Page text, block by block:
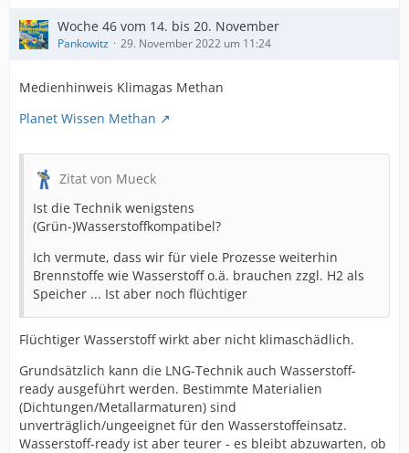
Woche 46 vom 14. bis 20. November
Pankowitz 29. November 2022 um 11:24
Medienhinweis Klimagas Methan
Planet Wissen Methan
Zitat von Mueck
Ist die Technik wenigstens
(Grün-)Wasserstoffkompatibel?
Ich vermute, dass wir für viele Prozesse weiterhin
Brennstoffe wie Wasserstoff o.ä. brauchen zzgl. H2 als
Speicher ... Ist aber noch flüchtiger
Flüchtiger Wasserstoff wirkt aber nicht klimaschädlich.
Grundsätzlich kann die LNG-Technik auch Wasserstoff-
ready ausgeführt werden. Bestimmte Materialien
(Dichtungen/Metallarmaturen) sind
unverträglich/ungeeignet für den Wasserstoffeinsatz.
Wasserstoff-ready ist aber teurer - es bleibt abzuwarten, ob